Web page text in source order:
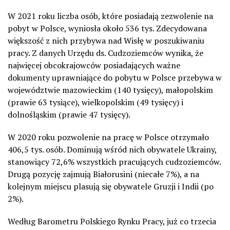
W 2021 roku liczba osób, które posiadają zezwolenie na
pobyt w Polsce, wyniosła około 536 tys. Zdecydowana
większość z nich przybywa nad Wisłę w poszukiwaniu
pracy. Z danych Urzędu ds. Cudzoziemców wynika, że
najwięcej obcokrajowców posiadających ważne
dokumenty uprawniające do pobytu w Polsce przebywa w
województwie mazowieckim (140 tysięcy), małopolskim
(prawie 63 tysiące), wielkopolskim (49 tysięcy) i
dolnośląskim (prawie 47 tysięcy).
W 2020 roku pozwolenie na pracę w Polsce otrzymało
406,5 tys. osób. Dominują wśród nich obywatele Ukrainy,
stanowiący 72,6% wszystkich pracujących cudzoziemców.
Drugą pozycję zajmują Białorusini (niecałe 7%), a na
kolejnym miejscu plasują się obywatele Gruzji i Indii (po
2%).
Według Barometru Polskiego Rynku Pracy, już co trzecia